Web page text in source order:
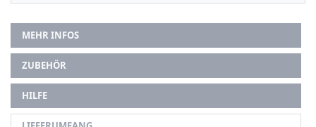
MEHR INFOS
ZUBEHÖR
HILFE